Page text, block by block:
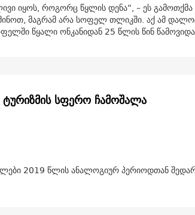
იყოს, როგორც წყლის დენა“, – ეს გამოთქმა
მაგრამ არა სოფელ თლიკში. აქ ამ
წყალი ონკანიდან 25 წლის წინ
სფერო ჩამოშალა
2019 წლის ანალოგიურ პერიოდთან